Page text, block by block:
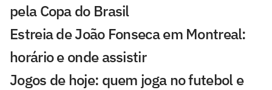
pela Copa do Brasil
Estreia de João Fonseca em Montreal:
horário e onde assistir
Jogos de hoje: quem joga no futebol e